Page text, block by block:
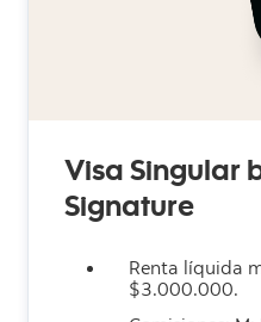
Visa Singular
Signature
Renta líquida
$3.000.000.